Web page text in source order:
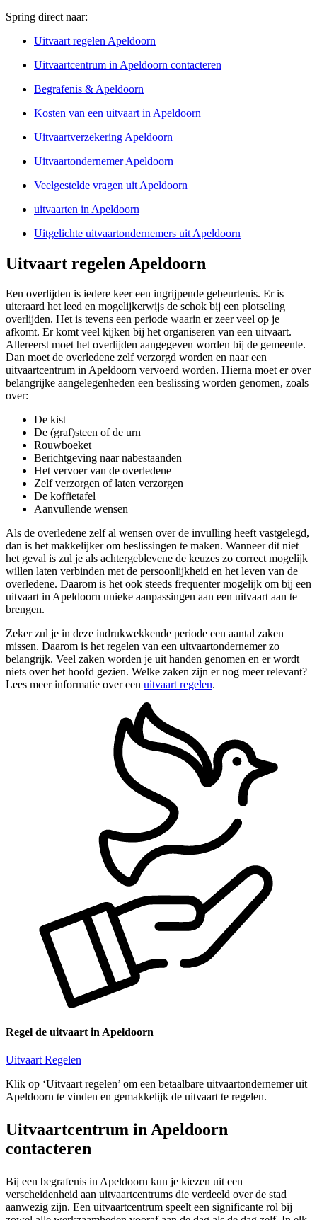
Spring direct naar:
Uitvaart regelen Apeldoorn
Uitvaartcentrum in Apeldoorn contacteren
Begrafenis & Apeldoorn
Kosten van een uitvaart in Apeldoorn
Uitvaartverzekering Apeldoorn
Uitvaartondernemer Apeldoorn
Veelgestelde vragen uit Apeldoorn
uitvaarten in Apeldoorn
Uitgelichte uitvaartondernemers uit Apeldoorn
Uitvaart regelen Apeldoorn
Een overlijden is iedere keer een ingrijpende gebeurtenis. Er is
uiteraard het leed en mogelijkerwijs de schok bij een plotseling
overlijden. Het is tevens een periode waarin er zeer veel op je
afkomt. Er komt veel kijken bij het organiseren van een uitvaart.
Allereerst moet het overlijden aangegeven worden bij de gemeente.
Dan moet de overledene zelf verzorgd worden en naar een
uitvaartcentrum in Apeldoorn vervoerd worden. Hierna moet er over
belangrijke aangelegenheden een beslissing worden genomen, zoals
over:
De kist
De (graf)steen of de urn
Rouwboeket
Berichtgeving naar nabestaanden
Het vervoer van de overledene
Zelf verzorgen of laten verzorgen
De koffietafel
Aanvullende wensen
Als de overledene zelf al wensen over de invulling heeft vastgelegd,
dan is het makkelijker om beslissingen te maken. Wanneer dit niet
het geval is zul je als achtergeblevene de keuzes zo correct mogelijk
willen laten verbinden met de persoonlijkheid en het leven van de
overledene. Daarom is het ook steeds frequenter mogelijk om bij een
uitvaart in Apeldoorn unieke aanpassingen aan een uitvaart aan te
brengen.
Zeker zul je in deze indrukwekkende periode een aantal zaken
missen. Daarom is het regelen van een uitvaartondernemer zo
belangrijk. Veel zaken worden je uit handen genomen en er wordt
niets over het hoofd gezien. Welke zaken zijn er nog meer relevant?
Lees meer informatie over een uitvaart regelen.
Regel de uitvaart in Apeldoorn
Uitvaart Regelen
Klik op ‘Uitvaart regelen’ om een betaalbare uitvaartondernemer uit
Apeldoorn te vinden en gemakkelijk de uitvaart te regelen.
Uitvaartcentrum in Apeldoorn
contacteren
Bij een begrafenis in Apeldoorn kun je kiezen uit een
verscheidenheid aan uitvaartcentrums die verdeeld over de stad
aanwezig zijn. Een uitvaartcentrum speelt een significante rol bij